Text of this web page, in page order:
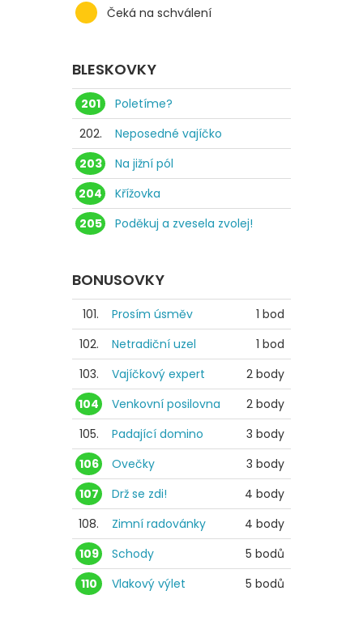
Čeká na schválení
BLESKOVKY
201
Poletíme?
202.
Neposedné vajíčko
203
Na jižní pól
204
Křížovka
205
Poděkuj a zvesela zvolej!
BONUSOVKY
101. Prosím úsměv
1 bod
102.
Netradiční uzel
1 bod
103.
Vajíčkový expert
2 body
104
Venkovní posilovna
2 body
105.
Padající domino
3 body
106
Ovečky
3 body
107
Drž se zdi!
4 body
108.
Zimní radovánky
4 body
109
Schody
5 bodů
110
Vlakový výlet 5 bodů